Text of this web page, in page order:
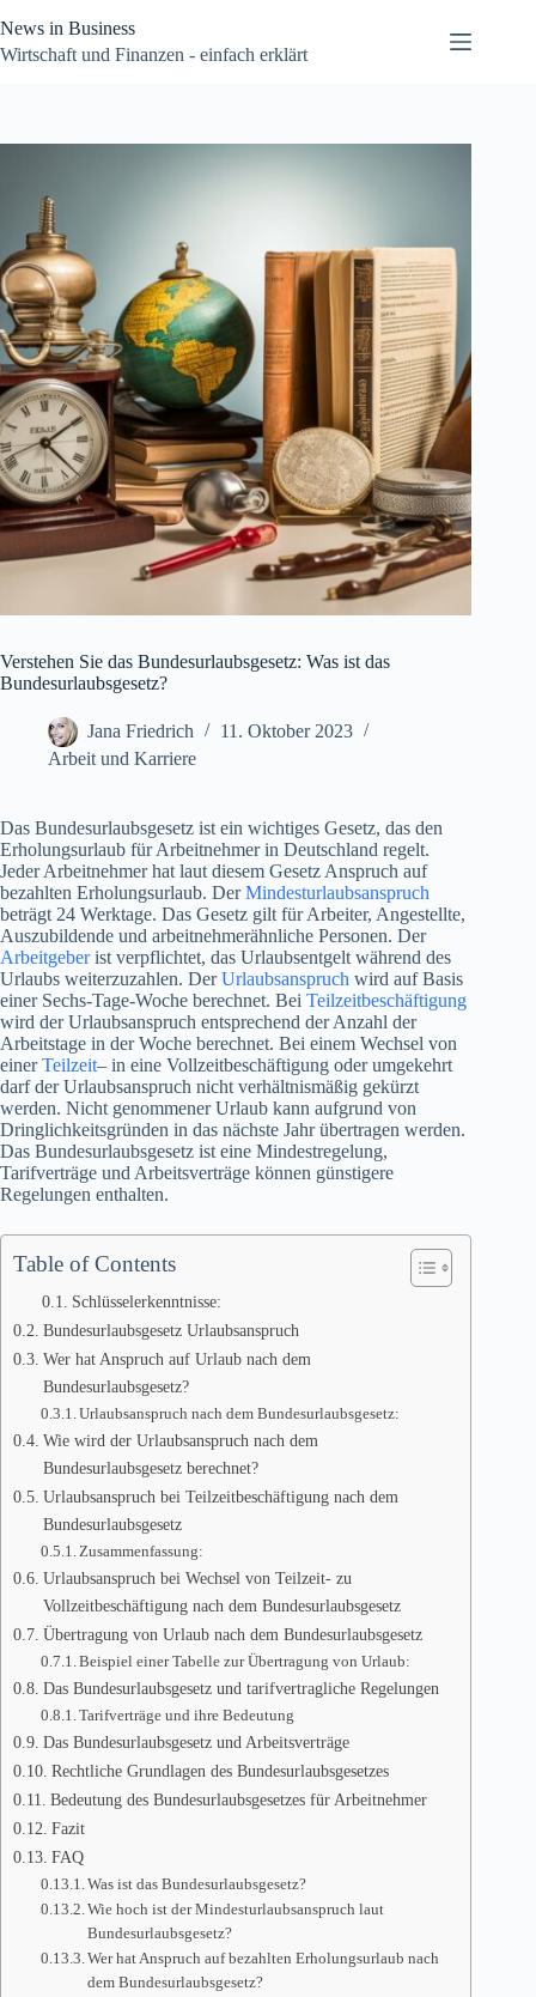
Inhalt
springen
News in Business
Wirtschaft und Finanzen - einfach erklärt
Verstehen Sie das Bundesurlaubsgesetz: Was ist das
Bundesurlaubsgesetz?
Jana Friedrich
11. Oktober 2023
Arbeit und Karriere
Das Bundesurlaubsgesetz ist ein wichtiges Gesetz, das den
Erholungsurlaub für Arbeitnehmer in Deutschland regelt.
Jeder Arbeitnehmer hat laut diesem Gesetz Anspruch auf
bezahlten Erholungsurlaub. DerMindesturlaubsanspruch
beträgt 24 Werktage. Das Gesetz gilt für Arbeiter, Angestellte,
Auszubildende und arbeitnehmerähnliche Personen. Der
Arbeitgeberist verpflichtet, das Urlaubsentgelt während des
Urlaubs weiterzuzahlen. DerUrlaubsanspruch wird auf Basis
einer Sechs-Tage-Woche berechnet. Bei Teilzeitbeschäftigung
wird der Urlaubsanspruch entsprechend der Anzahl der
Arbeitstage in der Woche berechnet. Bei einem Wechsel von
einerTeilzeit– in eine Vollzeitbeschäftigung oder umgekehrt
darf der Urlaubsanspruch nicht verhältnismäßig gekürzt
werden. Nicht genommener Urlaub kann aufgrund von
Dringlichkeitsgründen in das nächste Jahr übertragen werden.
Das Bundesurlaubsgesetz ist eine Mindestregelung,
Tarifverträge und Arbeitsverträge können günstigere
Regelungen enthalten.
Table of Contents
Schlüsselerkenntnisse:
Bundesurlaubsgesetz Urlaubsanspruch
Wer hat Anspruch auf Urlaub nach dem
Bundesurlaubsgesetz?
Urlaubsanspruch nach dem Bundesurlaubsgesetz:
Wie wird der Urlaubsanspruch nach dem
Bundesurlaubsgesetz berechnet?
Urlaubsanspruch bei Teilzeitbeschäftigung nach dem
Bundesurlaubsgesetz
Zusammenfassung:
Urlaubsanspruch bei Wechsel von Teilzeit- zu
Vollzeitbeschäftigung nach dem Bundesurlaubsgesetz
Übertragung von Urlaub nach dem Bundesurlaubsgesetz
Beispiel einer Tabelle zur Übertragung von Urlaub:
Das Bundesurlaubsgesetz und tarifvertragliche Regelungen
Tarifverträge und ihre Bedeutung
Das Bundesurlaubsgesetz und Arbeitsverträge
Rechtliche Grundlagen des Bundesurlaubsgesetzes
Bedeutung des Bundesurlaubsgesetzes für Arbeitnehmer
Fazit
FAQ
Was ist das Bundesurlaubsgesetz?
Wie hoch ist der Mindesturlaubsanspruch laut
Bundesurlaubsgesetz?
Wer hat Anspruch auf bezahlten Erholungsurlaub nach
dem Bundesurlaubsgesetz?